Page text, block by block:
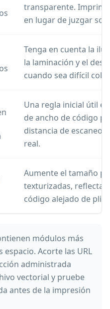
transparente.
en lugar de juzgar
Tenga en cuenta la
la laminación y el
cuando sea difícil
Una regla inicial útil
de ancho de código
distancia de escaneo
real.
Aumente el tamaño
texturizadas,
código alejado de
módulos más
Acorte las URL
administrada
vectorial y pruebe
antes de la impresión